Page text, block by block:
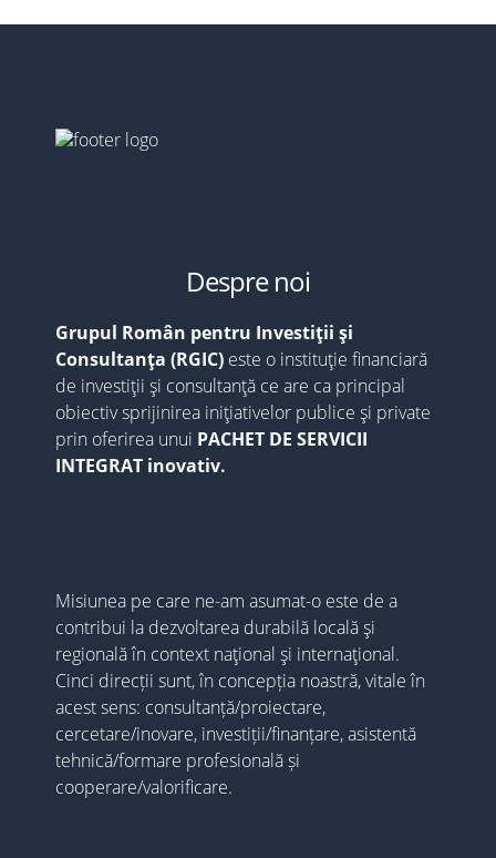
Despre noi
Grupul Român pentru Investiții și
Consultanța (RGIC) este o instituție financiară
de investiții și consultanță ce are ca principal
obiectiv sprijinirea inițiativelor publice și private
prin oferirea unui PACHET DE SERVICII
INTEGRAT inovativ.
Misiunea pe care ne-am asumat-o este de a
contribui la dezvoltarea durabilă locală și
regională în context național și internațional.
Cinci direcții sunt, în concepția noastră, vitale în
acest sens: consultanță/proiectare,
cercetare/inovare, investiții/finanțare, asistentă
tehnică/formare profesională și
cooperare/valorificare.